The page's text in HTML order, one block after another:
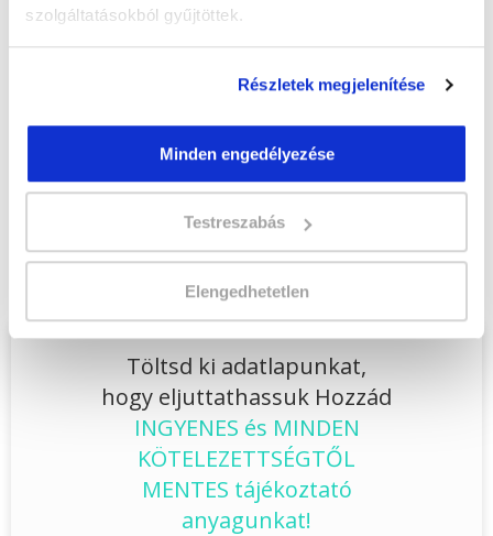
szolgáltatásokból gyűjtöttek.
Részletek megjelenítése
Minden engedélyezése
Testreszabás
Elengedhetetlen
Kutya-fizioterapeuta
szakképesítés online képzés - Baja
tanfolyamunkat és váltsd valóra az álmaidat!
Töltsd ki adatlapunkat,
hogy eljuttathassuk Hozzád
INGYENES és MINDEN
KÖTELEZETTSÉGTŐL
MENTES tájékoztató
anyagunkat!